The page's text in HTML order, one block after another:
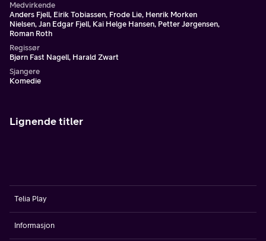
Medvirkende
Anders Fjell, Eirik Tobiassen, Frode Lie, Henrik Morken
Nielsen, Jan Edgar Fjell, Kai Helge Hansen, Petter Jørgensen,
Roman Roth
Regissør
Bjørn Fast Nagell, Harald Zwart
Sjangere
Komedie
Lignende titler
Telia Play
Informasjon